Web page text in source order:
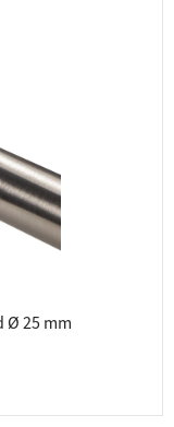
Ø 25 mm